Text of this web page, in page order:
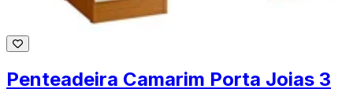
Penteadeira Camarim Porta Joias 3